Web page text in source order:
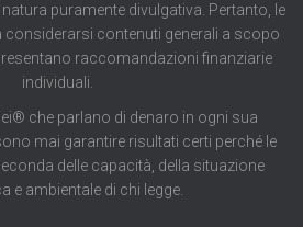
puramente divulgativa. Pertanto, le
contenuti generali a scopo
raccomandazioni finanziarie
individuali.
che parlano di denaro in ogni sua
mai garantire risultati certi perché le
delle capacità, della situazione
e ambientale di chi legge.